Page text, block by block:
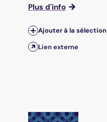
Plus d'info
Ajouter à la sélection
Lien externe